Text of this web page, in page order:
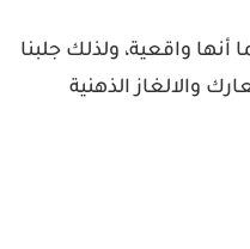
واقعية، ولذلك جلبنا
والمعارك والالغاز الذهنية